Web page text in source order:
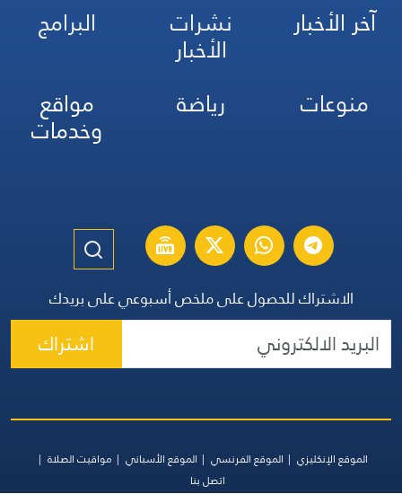
آخر الأخبار نشرات
الأخبار
البرامج
منوعات
رياضة مواقع
وخدمات
الاشتراك للحصول على ملخص أسبوعي على بريدك
اشتراك
الموقع الإنكليزي الموقع الفرنسي الموقع الأسباني
مواقيت الصلاة
اتصل بنا